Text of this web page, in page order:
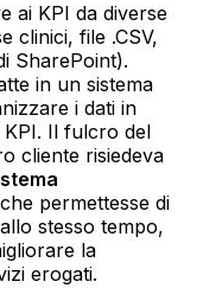
ai KPI da diverse
clinici, file .CSV,
SharePoint).‍
in un sistema
i dati in
KPI. Il fulcro del
cliente risiedeva
permettesse di
stesso tempo,
la
erogati.